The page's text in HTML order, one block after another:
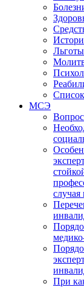
МСЭ
случая
При